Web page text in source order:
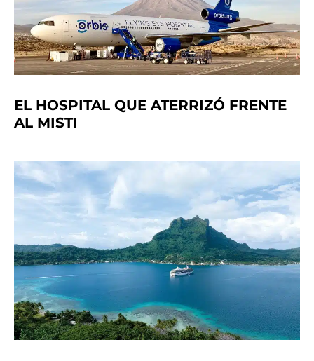
EL HOSPITAL QUE ATERRIZÓ FRENTE
AL MISTI